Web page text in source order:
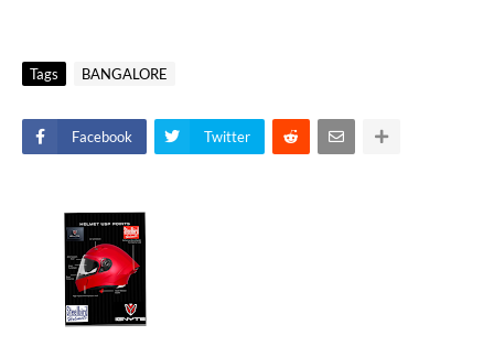
Tags BANGALORE
Facebook Twitter